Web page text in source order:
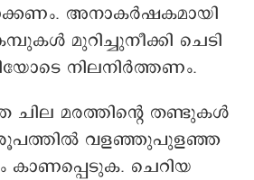
അനാകർഷകമായി
മുറിച്ചുനീക്കി ചെടി
നിലനിർത്തണം.
ചില മരത്തിന്റെ തണ്ടുകൾ
വളഞ്ഞുപുളഞ്ഞ
ചെറിയ